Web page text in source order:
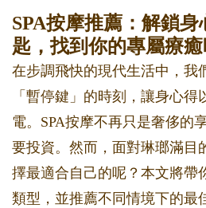
SPA按摩推薦：解鎖
匙，找到你的專屬療
在步調飛快的現代生活中，我
「暫停鍵」的時刻，讓身心
電。SPA按摩不再只是奢侈的
要投資。然而，面對琳瑯滿目
擇最適合自己的呢？本文將帶
類型，並推薦不同情境下的最